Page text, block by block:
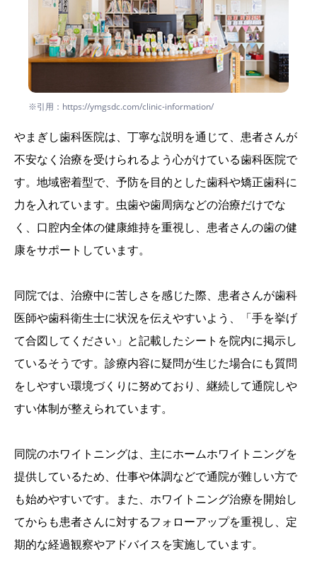
※引用：https://ymgsdc.com/clinic-information/
やまぎし歯科医院は、丁寧な説明を通じて、患者さんが
不安なく治療を受けられるよう心がけている歯科医院で
す。地域密着型で、予防を目的とした歯科や矯正歯科に
力を入れています。虫歯や歯周病などの治療だけでな
く、口腔内全体の健康維持を重視し、患者さんの歯の健
康をサポートしています。
同院では、治療中に苦しさを感じた際、患者さんが歯科
医師や歯科衛生士に状況を伝えやすいよう、「手を挙げ
て合図してください」と記載したシートを院内に掲示し
ているそうです。診療内容に疑問が生じた場合にも質問
をしやすい環境づくりに努めており、継続して通院しや
すい体制が整えられています。
同院のホワイトニングは、主にホームホワイトニングを
提供しているため、仕事や体調などで通院が難しい方で
も始めやすいです。また、ホワイトニング治療を開始し
てからも患者さんに対するフォローアップを重視し、定
期的な経過観察やアドバイスを実施しています。